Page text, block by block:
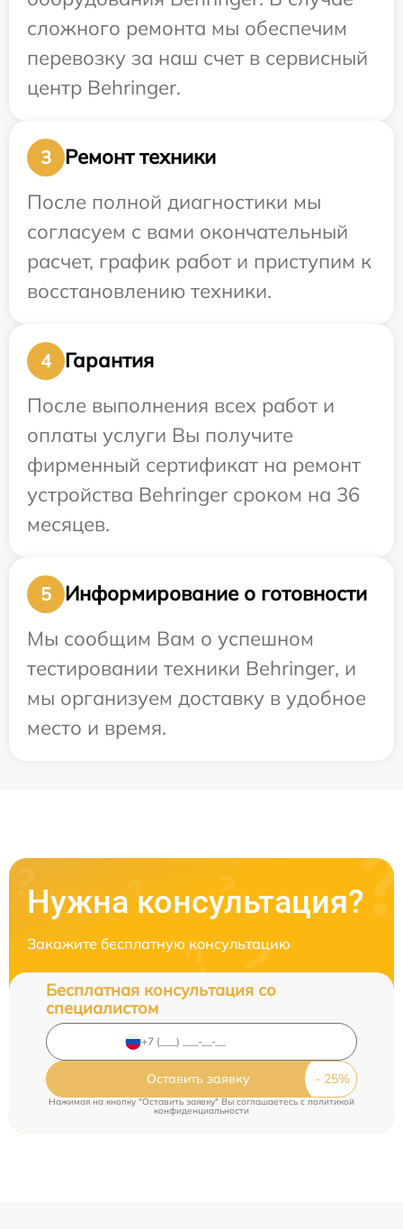
сложного ремонта мы обеспечим
перевозку за наш счет в сервисный
центр Behringer.
3
Ремонт техники
После полной диагностики мы
согласуем с вами окончательный
расчет, график работ и приступим к
восстановлению техники.
4
Гарантия
После выполнения всех работ и
оплаты услуги Вы получите
фирменный сертификат на ремонт
устройства Behringer сроком на 36
месяцев.
5
Информирование о готовности
Мы сообщим Вам о успешном
тестировании техники Behringer, и
мы организуем доставку в удобное
место и время.
Нужна консультация?
Закажите бесплатную консультацию
Бесплатная консультация со
специалистом
Оставить заявку
Нажимая на кнопку "Оставить заявку" Вы соглашаетесь cполитикой
конфиденциальности